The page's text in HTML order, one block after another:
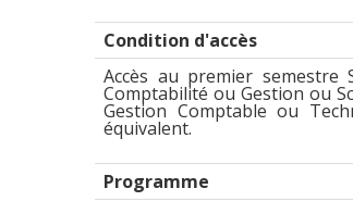
Condition d'accès
Accès au premier semestre
Comptabilité ou Gestion ou
Gestion Comptable ou
équivalent.
Programme